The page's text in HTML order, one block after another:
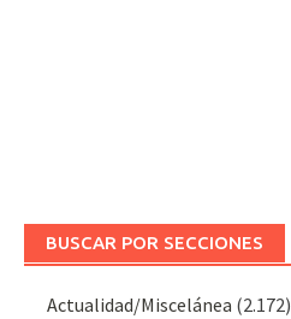
BUSCAR POR SECCIONES
Actualidad/Miscelánea (2.172)